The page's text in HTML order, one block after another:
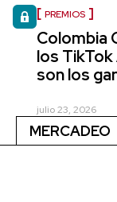
PREMIOS
Colombia
los
son los
julio 23, 2026
MERCADEO